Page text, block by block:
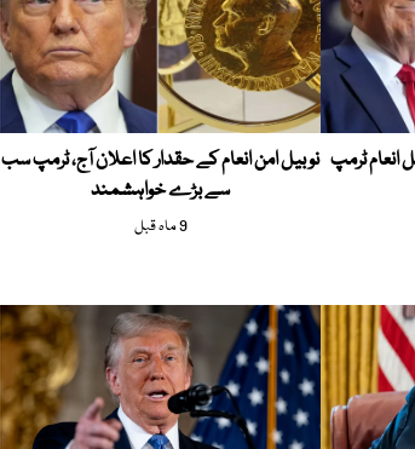
انعام ٹرمپ نوبیل امن انعام کے حقدار کا اعلان آج، ٹرمپ سب
سے بڑے خواہشمند
9 ماہ قبل